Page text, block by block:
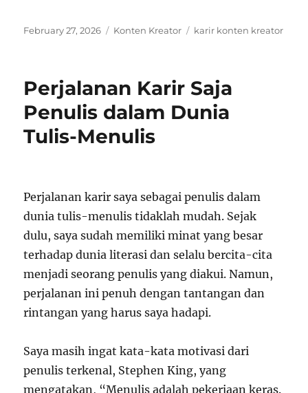
Posted
February 27, 2026 Categories
Konten Kreator Tags
karir konten kreator
Perjalanan Karir Saja
Penulis dalam Dunia
Tulis-Menulis
Perjalanan karir saya sebagai penulis dalam
dunia tulis-menulis tidaklah mudah. Sejak
dulu, saya sudah memiliki minat yang besar
terhadap dunia literasi dan selalu bercita-cita
menjadi seorang penulis yang diakui. Namun,
perjalanan ini penuh dengan tantangan dan
rintangan yang harus saya hadapi.
Saya masih ingat kata-kata motivasi dari
penulis terkenal, Stephen King, yang
mengatakan, “Menulis adalah pekerjaan keras.